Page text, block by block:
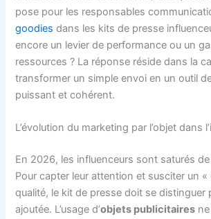
pose pour les responsables
goodies dans les kits de presse
encore un levier de performance ou un
ressources ? La réponse réside dans la
transformer un simple envoi en un outil
puissant et cohérent.
L’évolution du marketing par l’objet dans
En 2026, les influenceurs sont saturés
Pour capter leur attention et susciter un
qualité, le kit de presse doit se distinguer
ajoutée. L’usage d’objets publicitaires